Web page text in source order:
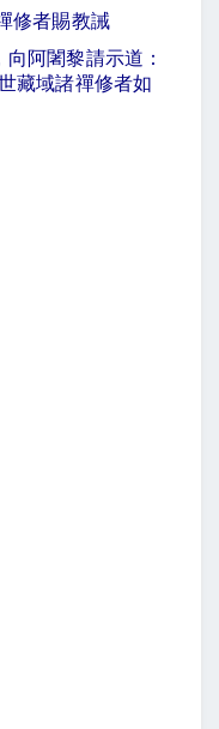
修者賜教誡
阿闍黎請示道：
藏域諸禪修者如